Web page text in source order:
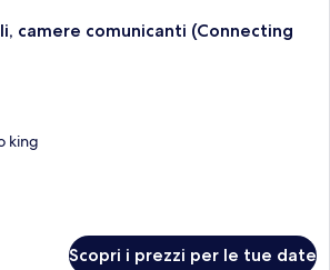
camere comunicanti (Connecting
king
Scopri i prezzi per le tue date